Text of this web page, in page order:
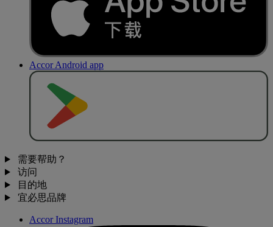
Accor Android app
需要帮助？
访问
目的地
宜必思品牌
Accor Instagram